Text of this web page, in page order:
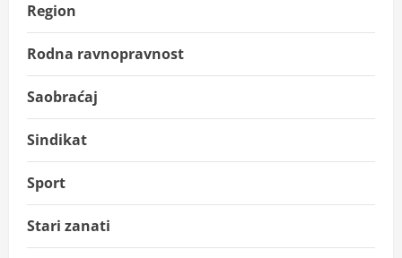
Region
Rodna ravnopravnost
Saobraćaj
Sindikat
Sport
Stari zanati